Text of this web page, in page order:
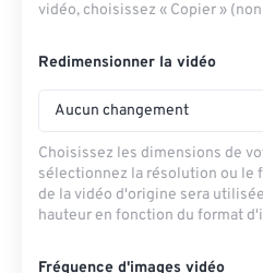
vidéo, choisissez « Copier »
Redimensionner la vidéo
Aucun changement
Choisissez les dimensions de
sélectionnez la résolution ou le
de la vidéo d'origine sera
hauteur en fonction du format
Fréquence d'images vidéo